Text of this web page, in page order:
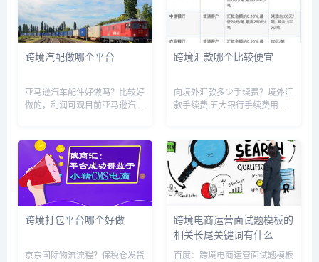
韩币汇款至中国...
跨境汽配做哪个平台
亚马逊汽车配件好做吗？比较好
做的，利润可观目前亚马逊汽车
人家都是备货在海外仓的。冠通
分销 - 跨境电商海外仓外贸货源
一件代发分销平台做海外仓分...
跨境汇款哪个比较便宜
向境外汇款多少手续费？境外汇
款手续费,五大银行手续费用一
笔,最高260人民币/笔;交通银行:
按汇款金额的0.10%收取,费用
最低20人民币/...
跨境打包平台哪个好做
京东国际物流流程？保税仓发货
跨境电商运营面试题模板的
相关长尾关键词有什么
百度：跨境电商运营面试题模板